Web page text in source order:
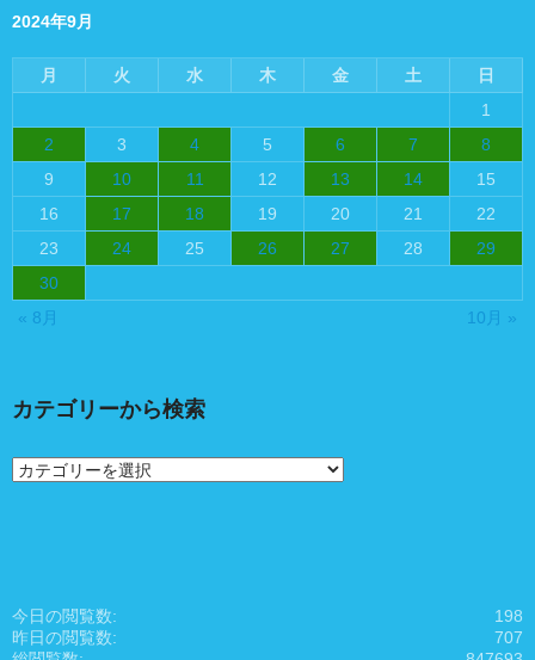
稿
2024年9月
月 火 水 木 金 土
日
1
2
3 4 5 6 7
8
9
10 11 12 13 14
15
16
17 18 19 20 21
22
23
24 25 26 27 28
29
30
« 8月
10月 »
カテゴリーから検索
カ
テ
検
索
198
今日の閲覧数:
707
昨日の閲覧数: